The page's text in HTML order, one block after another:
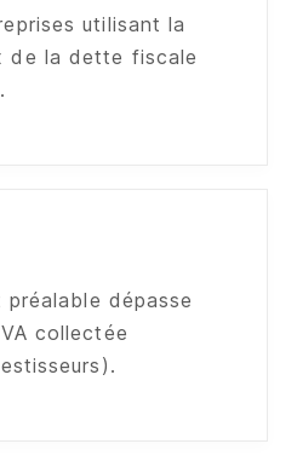
utilisant la
de la dette fiscale
préalable dépasse
collectée